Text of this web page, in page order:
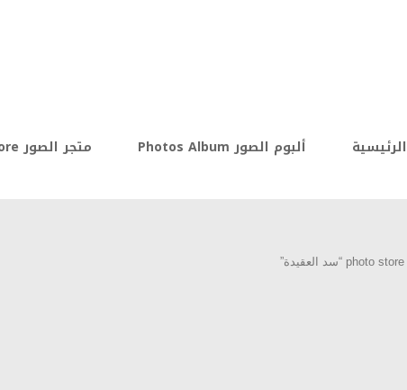
الرئيسية ألبوم الصور Photos Album متجر الصور photo store